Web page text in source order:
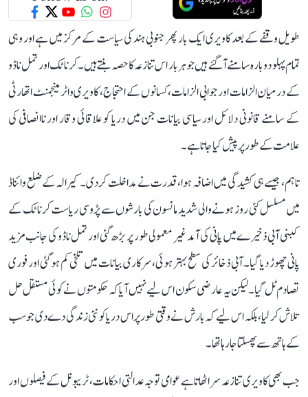
طویل وقفے کے بعد کاویری ایک بار پھر جنوبی ہند کی سیاست کے مرکز میں ہے اور وہی
تمام پہلو دوبارہ سامنے آ گئے ہیں جو ہر بار اس تنازعہ کا حصہ بنتے ہیں۔ کرناٹک اور تمل ناڈو
کے درمیان الزامات اور جوابی الزامات، کسانوں کے احتجاج، کاویری واٹر مینجمنٹ اتھارٹی
کے سامنے قانونی دلائل اور سیاسی بیانات جن میں دریا کو علاقائی وقار اور ناانصافی کی
علامت کے طور پر پیش کیا جاتا ہے۔
تاہم، جیسے ہی کشیدگی میں اضافہ ہوا، قدرت نے مداخلت کر دی۔ کیرالہ کے ضلع وائناڈ
میں مسلسل کئی روز ہونے والی شدید مانسون کی بارشوں سے پڑوسی ریاست کرناٹک کے
کبنی آبی ذخیرے میں پانی کی آمد غیر معمولی طور پر بڑھ گئی اور تمل ناڈو کی جانب مزید
پانی چھوڑ دیا گیا۔ آبی ذخائر کی سطح بہتر ہوئی، سرکاری بیانات میں تلخی کم ہو گئی اور فوری
تصادم ٹل گیا۔ لیکن یہ عارضی سکون اس لیے نہیں آیا کہ حکومتوں نے کوئی مستقل حل
تلاش کر لیا، بلکہ اس لیے کہ بارش نے وقتی طور پر اس دریا کو نئی زندگی دے دی جو سب
کے ہاتھ سے پھسلتا جا رہا تھا۔
جب بھی کاویری تنازعہ سر اٹھاتا ہے عوامی توجہ عدالتی احکامات، ٹریبونل کے فیصلوں اور